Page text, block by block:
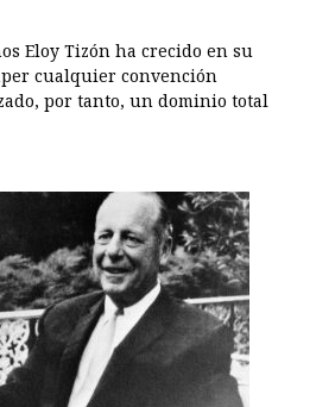
Eloy Tizón ha crecido en su
cualquier convención
por tanto, un dominio total